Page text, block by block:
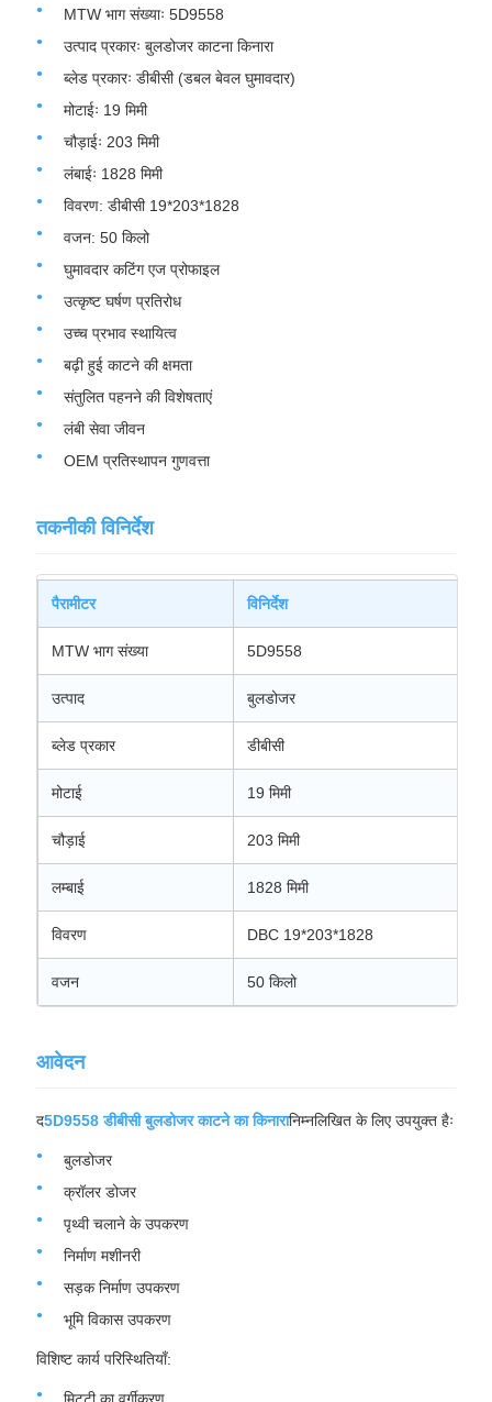
MTW भाग संख्याः 5D9558
उत्पाद प्रकारः बुलडोजर काटना किनारा
ब्लेड प्रकारः डीबीसी (डबल बेवल घुमावदार)
मोटाईः 19 मिमी
चौड़ाईः 203 मिमी
लंबाईः 1828 मिमी
विवरण: डीबीसी 19*203*1828
वजन: 50 किलो
घुमावदार कटिंग एज प्रोफाइल
उत्कृष्ट घर्षण प्रतिरोध
उच्च प्रभाव स्थायित्व
बढ़ी हुई काटने की क्षमता
संतुलित पहनने की विशेषताएं
लंबी सेवा जीवन
OEM प्रतिस्थापन गुणवत्ता
तकनीकी विनिर्देश
पैरामीटर विनिर्देश
MTW भाग संख्या 5D9558
उत्पाद बुलडोजर
ब्लेड प्रकार डीबीसी
मोटाई 19 मिमी
चौड़ाई 203 मिमी
लम्बाई 1828 मिमी
विवरण DBC 19*203*1828
वजन 50 किलो
आवेदन
द5D9558 डीबीसी बुलडोजर काटने का किनारानिम्नलिखित के लिए उपयुक्त हैः
बुलडोजर
क्रॉलर डोजर
पृथ्वी चलाने के उपकरण
निर्माण मशीनरी
सड़क निर्माण उपकरण
भूमि विकास उपकरण
विशिष्ट कार्य परिस्थितियाँ: